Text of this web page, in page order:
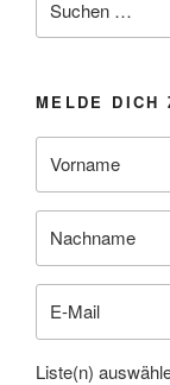
nach:
MELDE DICH
Liste(n)